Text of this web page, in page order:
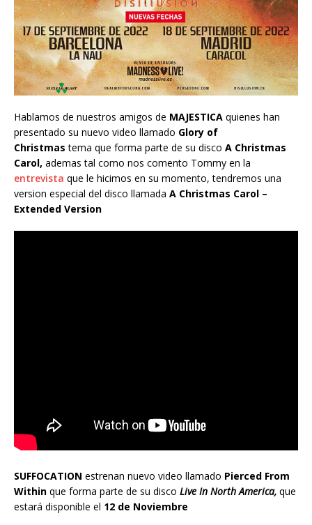
Hablamos de nuestros amigos de MAJESTICA quienes han
presentado su nuevo video llamado Glory of
Christmastema que forma parte de su disco A Christmas
Carol, ademas tal como nos comento Tommy en la
entrevista que le hicimos en su momento, tendremos una
version especial del disco llamada A Christmas Carol –
Extended Version
SUFFOCATION estrenan nuevo video llamado Pierced From
Within que forma parte de su disco Live In North America, que
estará disponible el 12 de Noviembre